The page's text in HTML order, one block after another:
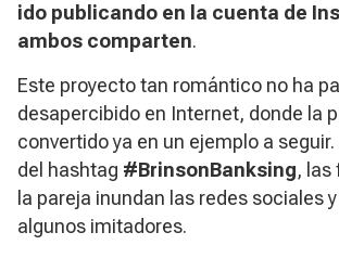
ido publicando en la cuenta de
ambos comparten.
Este proyecto tan romántico no ha
desapercibido en Internet, donde la
convertido ya en un ejemplo a
del hashtag #BrinsonBanksing, las
la pareja inundan las redes sociales
algunos imitadores.